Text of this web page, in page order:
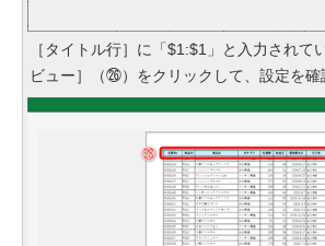
［タイトル行］に「$1:$1」と入力されて
ビュー］（㉖）をクリックして、設定を確